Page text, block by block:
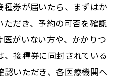
種券が届いたら、まずはか
だき、予約の可否を確認
医がいない方や、かかりつ
接種券に同封されている
いただき、各医療機関へ